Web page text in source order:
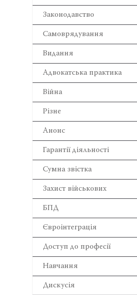
Законодавство
Самоврядування
Видання
Адвокатська практика
Війна
Різне
Анонс
Гарантії діяльності
Сумна звістка
Захист військових
БПД
Євроінтеграція
Доступ до професії
Навчання
Дискусія